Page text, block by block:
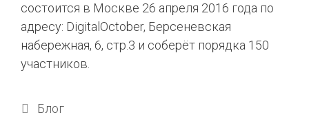
состоится в Москве 26 апреля 2016 года по
адресу: DigitalOctober, Берсеневская
набережная, 6, стр.3 и соберёт порядка 150
участников.
Блог